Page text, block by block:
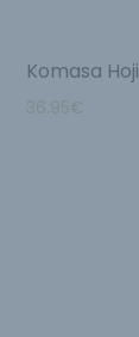
Komasa
36.95€